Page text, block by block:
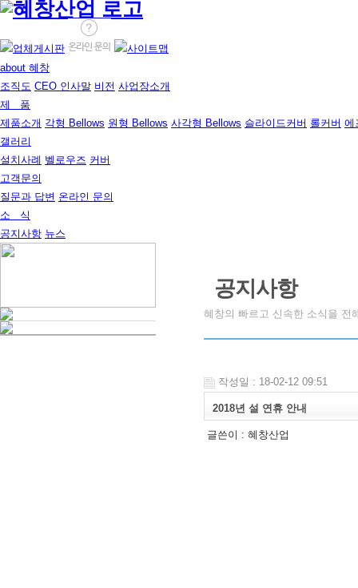
about 혜창
조직도 CEO 인사말 비전 사업장소개
제 품
제품소개 각형 Bellows 원형 Bellows 사각형 Bellows 슬라이드커버 롤커버 에
갤러리
설치사례 벨로우즈 커버
고객문의
질문과 답변 온라인 문의
소 식
공지사항 뉴스
공지사항
혜창의 빠르고 신속한 소식을 전
작성일 : 18-02-12 09:51
2018년 설 연휴 안내
글쓴이 : 혜창산업